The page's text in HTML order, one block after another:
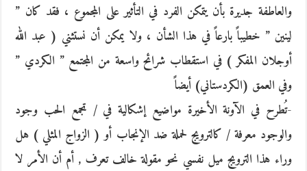
والعاطفة جديرة بأن يتمكن الفرد في التأثير على المجموع ، فقد كان ”
لينين ” خطيباً بارعاً في هذا الشأن ، ولا يمكن أن نستثني ( عبد الله
أوجلان المفكر ) في استقطاب شرائح واسعة من المجتمع ” الكردي ”
وفي العمق (الكردستاني) أيضاً
-تُطرح في الآونة الأخيرة مواضيع إشكالية في / تجمع الحب وجود
والوجود معرفة / كالترويج لحملة ضد الإنجاب أو ( الزواج المثلي ) هل
وراء هذا الترويج ميل نفسي نحو مقولة خالف تعرف , أم أن الأمر لا